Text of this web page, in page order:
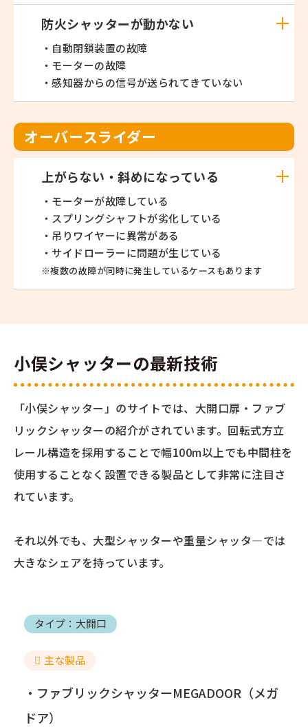
防火シャッターが動かない
・自動閉鎖装置の故障
・モーターの故障
・感知器からの信号が送られてきていない
オーバースライダー
上がらない・斜めになっている
・モーターが故障している
・スプリングシャフトが劣化している
・吊りワイヤーに異常がある
・サイドローラーに問題が生じている
※複数の故障が同時に発生しているケースもあります
小俣シャッターの最新技術
「小俣シャッター」のサイトでは、大開口扉・ファブ
リックシャッターの紹介がされています。回転式方立
レール構造を採用することで幅100m以上でも中間柱を
使用することなく設置できる製品として非常に注目さ
れています。
それ以外でも、大型シャッターや重量シャッタ―では
大きなシェアを持っています。
タイプ：大開口
主な製品
・ファブリックシャッターMEGADOOR（メガ
ドア）